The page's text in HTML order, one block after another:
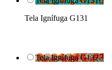
Tela Ignífuga G131
Tela Ignífuga G132